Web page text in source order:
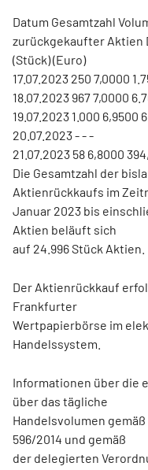
Datum Gesamtzahl
zurückgekaufter Aktien
(Stück) (Euro)
17.07.2023 250 7,0000
18.07.2023 967 7,0000
19.07.2023 1.000 6,9500
20.07.2023 - - -
21.07.2023 58 6,8000
Die Gesamtzahl der
Aktienrückkaufs im
Januar 2023 bis
Aktien beläuft sich
auf 24.996 Stück Aktien.
Der Aktienrückkauf
Frankfurter
Wertpapierbörse im
Handelssystem.
Informationen über die
über das tägliche
Handelsvolumen gemäß
596/2014 und gemäß
der delegierten